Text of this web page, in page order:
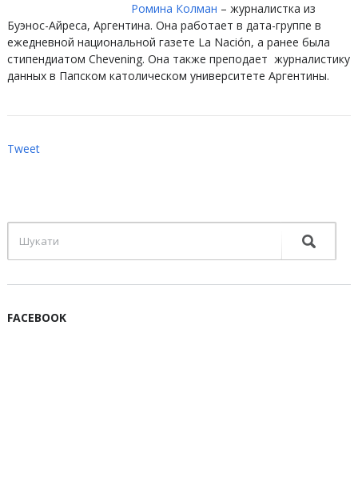
Ромина Колман – журналистка из
Буэнос-Айреса, Аргентина. Она работает в дата-группе в
ежедневной национальной газете La Nación, а ранее была
стипендиатом Chevening. Она также преподает журналистику
данных в Папском католическом университете Аргентины.
Tweet
FACEBOOK